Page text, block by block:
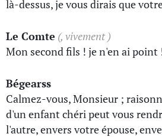
là-dessus, je vous dirais que
Le Comte (, vivement )
Mon second fils ! je n'en ai point
Bégearss
Calmez-vous, Monsieur ;
d'un enfant chéri peut vous
l'autre, envers votre épouse,